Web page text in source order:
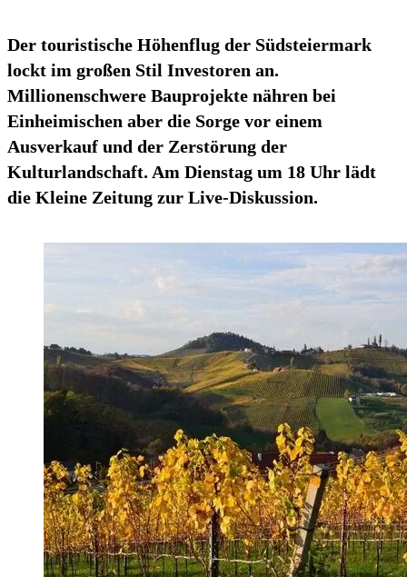
Der touristische Höhenflug der Südsteiermark
lockt im großen Stil Investoren an.
Millionenschwere Bauprojekte nähren bei
Einheimischen aber die Sorge vor einem
Ausverkauf und der Zerstörung der
Kulturlandschaft. Am Dienstag um 18 Uhr lädt
die Kleine Zeitung zur Live-Diskussion.